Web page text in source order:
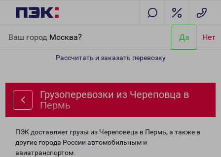
Ваш город Москва? Да Нет
Рассчитать и заказать перевозку
Грузоперевозки из Череповца в
Пермь
ПЭК доставляет грузы из Череповеца в Пермь, а также в
другие города России автомобильным и
авиатранспортом.